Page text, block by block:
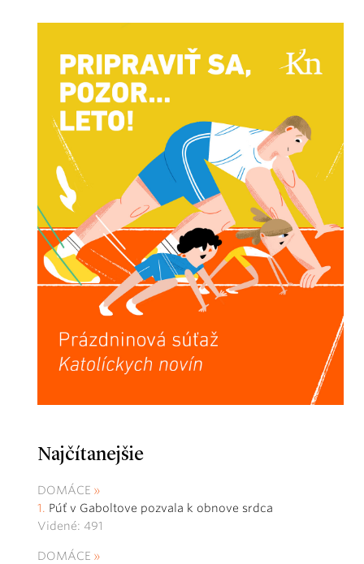
Najčítanejšie
DOMÁCE
Púť v Gaboltove pozvala k obnove srdca
Videné: 491
DOMÁCE